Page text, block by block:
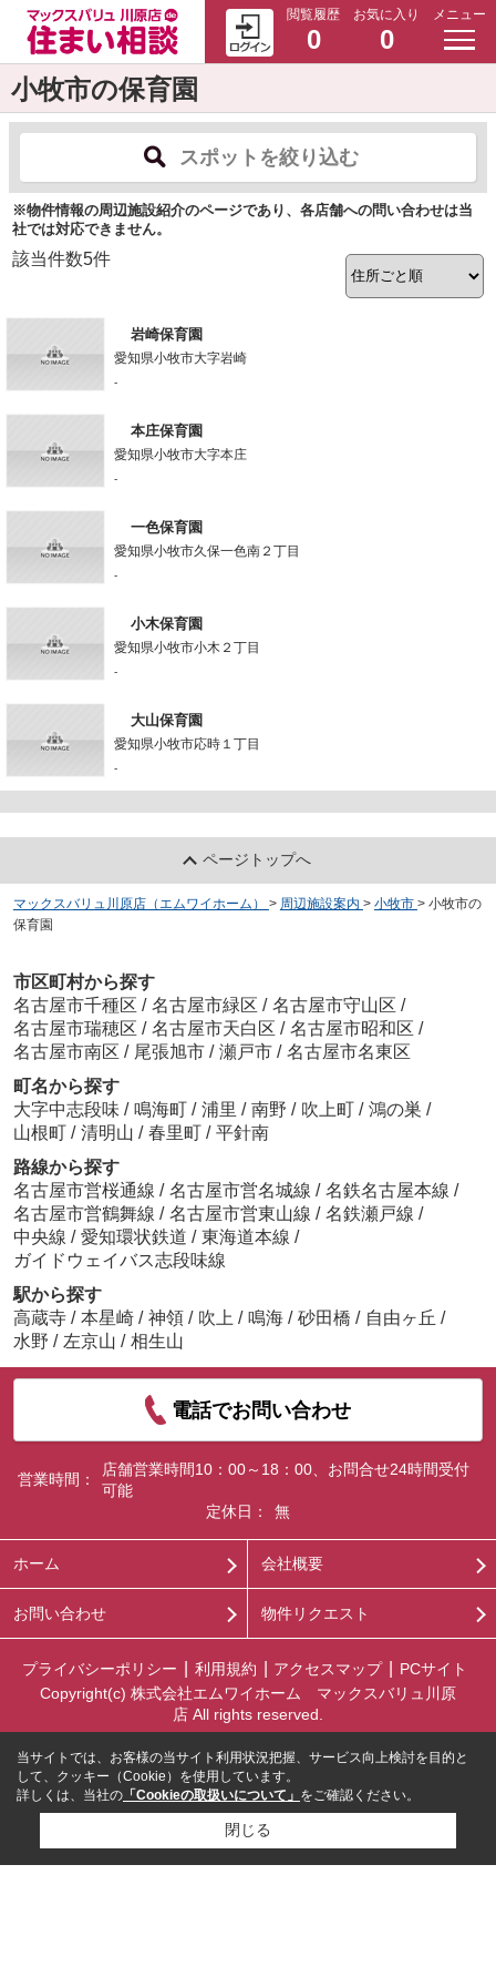
閲覧履歴
0
お気に入り
0
メニュー
小牧市の保育園
スポットを絞り込む
※物件情報の周辺施設紹介のページであり、各店舗への問い合わせは当
社では対応できません。
該当件数5件
岩崎保育園
愛知県小牧市大字岩崎
-
本庄保育園
愛知県小牧市大字本庄
-
一色保育園
愛知県小牧市久保一色南２丁目
-
小木保育園
愛知県小牧市小木２丁目
-
大山保育園
愛知県小牧市応時１丁目
-
ページトップへ
マックスバリュ川原店（エムワイホーム） > 周辺施設案内 > 小牧市 > 小牧市の
保育園
市区町村から探す
名古屋市千種区 / 名古屋市緑区 / 名古屋市守山区 /
名古屋市瑞穂区 / 名古屋市天白区 / 名古屋市昭和区 /
名古屋市南区 / 尾張旭市 / 瀬戸市 / 名古屋市名東区
町名から探す
大字中志段味 / 鳴海町 / 浦里 / 南野 / 吹上町 / 鴻の巣 /
山根町 / 清明山 / 春里町 / 平針南
路線から探す
名古屋市営桜通線 / 名古屋市営名城線 / 名鉄名古屋本線 /
名古屋市営鶴舞線 / 名古屋市営東山線 / 名鉄瀬戸線 /
中央線 / 愛知環状鉄道 / 東海道本線 /
ガイドウェイバス志段味線
駅から探す
高蔵寺 / 本星崎 / 神領 / 吹上 / 鳴海 / 砂田橋 / 自由ヶ丘 /
水野 / 左京山 / 相生山
電話でお問い合わせ
営業時間：
店舗営業時間10：00～18：00、お問合せ24時間受付
可能
定休日：
無
ホーム 会社概要
お問い合わせ 物件リクエスト
プライバシーポリシー 利用規約 アクセスマップ
PCサイト
Copyright(c) 株式会社エムワイホーム マックスバリュ川原
店 All rights reserved.
当サイトでは、お客様の当サイト利用状況把握、サービス向上検討を目的と
して、クッキー（Cookie）を使用しています。
詳しくは、当社の 「Cookieの取扱いについて」 をご確認ください。
閉じる